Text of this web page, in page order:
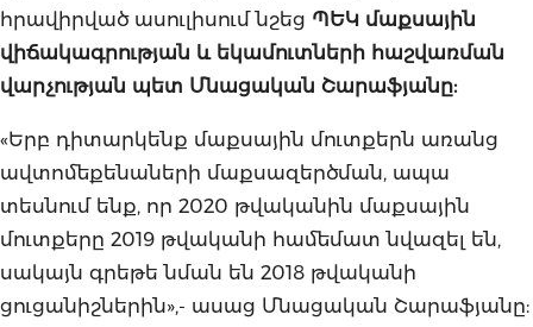
հրավիրված ասուլիսում նշեց ՊԵԿ մաքսային
վիճակագրության և եկամուտների հաշվառման
վարչության պետ Մնացական Շարաֆյանը:
«Երբ դիտարկենք մաքսային մուտքերն առանց
ավտոմեքենաների մաքսազերծման, ապա
տեսնում ենք, որ 2020 թվականին մաքսային
մուտքերը 2019 թվականի համեմատ նվազել են,
սակայն գրեթե նման են 2018 թվականի
ցուցանիշներին»,- ասաց Մնացական Շարաֆյանը: